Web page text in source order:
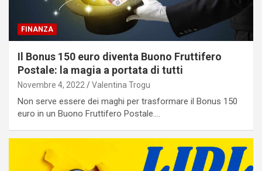
FINANZA
Il Bonus 150 euro diventa Buono Fruttifero
Postale: la magia a portata di tutti
Novembre 4, 2022 Valentina Trogu
Non serve essere dei maghi per trasformare il Bonus 150
euro in un Buono Fruttifero Postale.…